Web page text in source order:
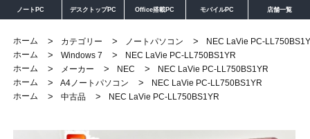
ノートPC デスクトップPC Office搭載PC モバイルPC 店舗一覧
ホーム > カテゴリー > ノートパソコン >
NEC LaVie PC-
ホーム
> Windows 7 >
NEC LaVie PC-LL750BS1YR
ホーム
> メーカー > NEC >
NEC LaVie PC-LL750BS1YR
ホーム
> A4ノートパソコン >
NEC LaVie PC-LL750BS1YR
ホーム
> 中古品 > NEC LaVie PC-LL750BS1YR